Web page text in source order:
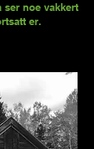
noe vakkert
er.